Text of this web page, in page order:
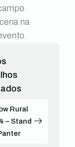
na
Rural
– Stand